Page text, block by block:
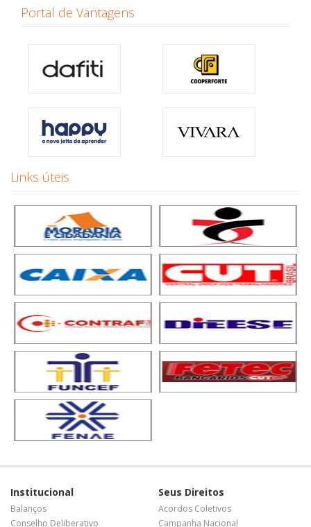
Portal de Vantagens
Links úteis
Institucional
Balanços
Conselho Deliberativo
Seus Direitos
Acordos Coletivos
Campanha Nacional